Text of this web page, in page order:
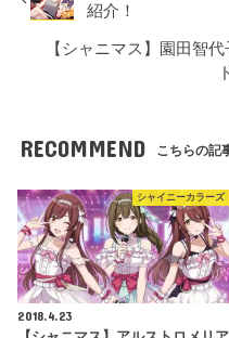
紹介！
【シャニマス】園田智
RECOMMEND こちらの記
シャイニーカラーズ
2018.4.23